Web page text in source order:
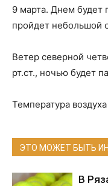
9 марта. Днем будет
пройдет небольшой
Ветер северной
рт.ст., ночью будет
Температура
ЭТО МОЖЕТ БЫТЬ
В